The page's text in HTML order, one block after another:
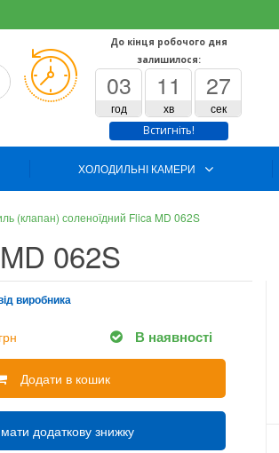
До кінця робочого дня
залишилося:
03
год
11
хв
27
сек
Встигніть!
ХОЛОДИЛЬНІ КАМЕРИ
(клапан) соленоїдний Flica MD 062S
062S
виробника
грн В наявності
Додати в кошик
додаткову знижку